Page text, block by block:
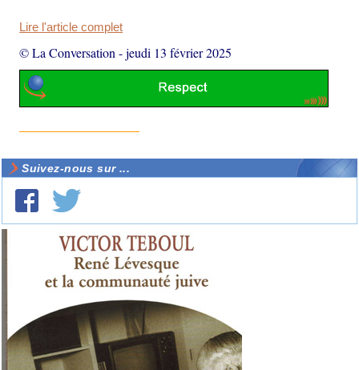
Lire l'article complet
© La Conversation -jeudi 13 février 2025
Suivez-nous sur ...